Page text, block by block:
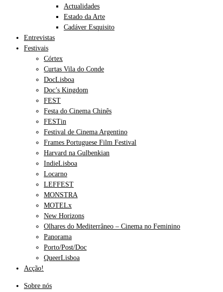
Actualidades
Estado da Arte
Cadáver Esquisito
Entrevistas
Festivais
Córtex
Curtas Vila do Conde
DocLisboa
Doc’s Kingdom
FEST
Festa do Cinema Chinês
FESTin
Festival de Cinema Argentino
Frames Portuguese Film Festival
Harvard na Gulbenkian
IndieLisboa
Locarno
LEFFEST
MONSTRA
MOTELx
New Horizons
Olhares do Mediterrâneo – Cinema no Feminino
Panorama
Porto/Post/Doc
QueerLisboa
Acção!
Sobre nós